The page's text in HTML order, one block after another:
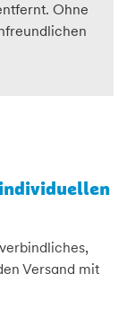
Ohne
Versand mit